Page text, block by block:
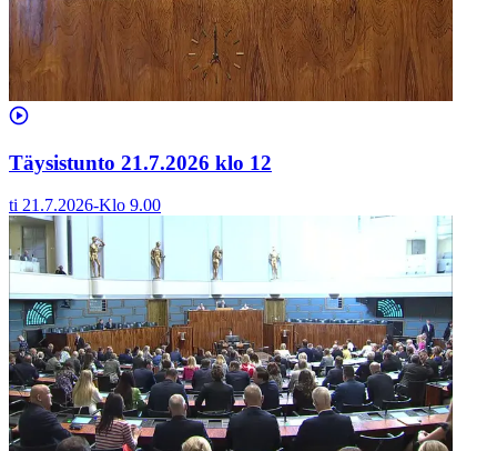
Täysistunto 21.7.2026 klo 12
ti 21.7.2026-Klo 9.00